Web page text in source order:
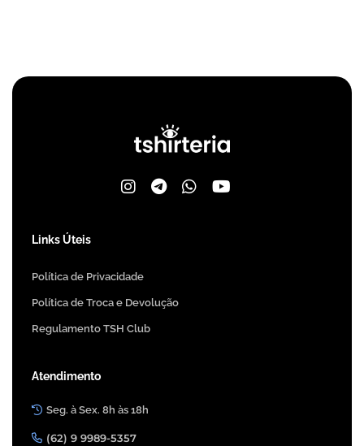
Links Úteis
Política de Privacidade
Política de Troca e Devolução
Regulamento TSH Club
Atendimento
Seg. à Sex. 8h às 18h
(62) 9 9989-5357